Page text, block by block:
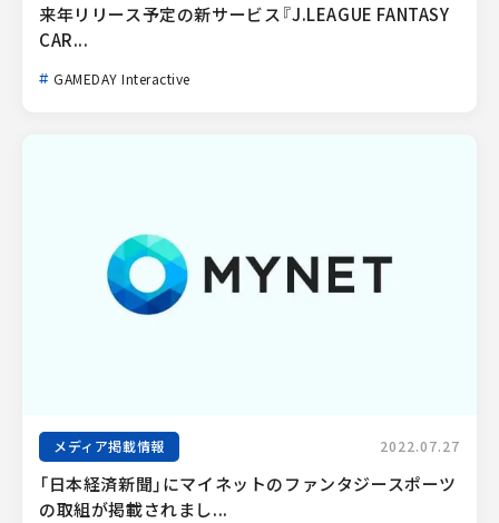
来年リリース予定の新サービス『J.LEAGUE FANTASY
CAR...
GAMEDAY Interactive
メディア掲載情報 2022.07.27
「日本経済新聞」にマイネットのファンタジースポーツ
の取組が掲載されまし...